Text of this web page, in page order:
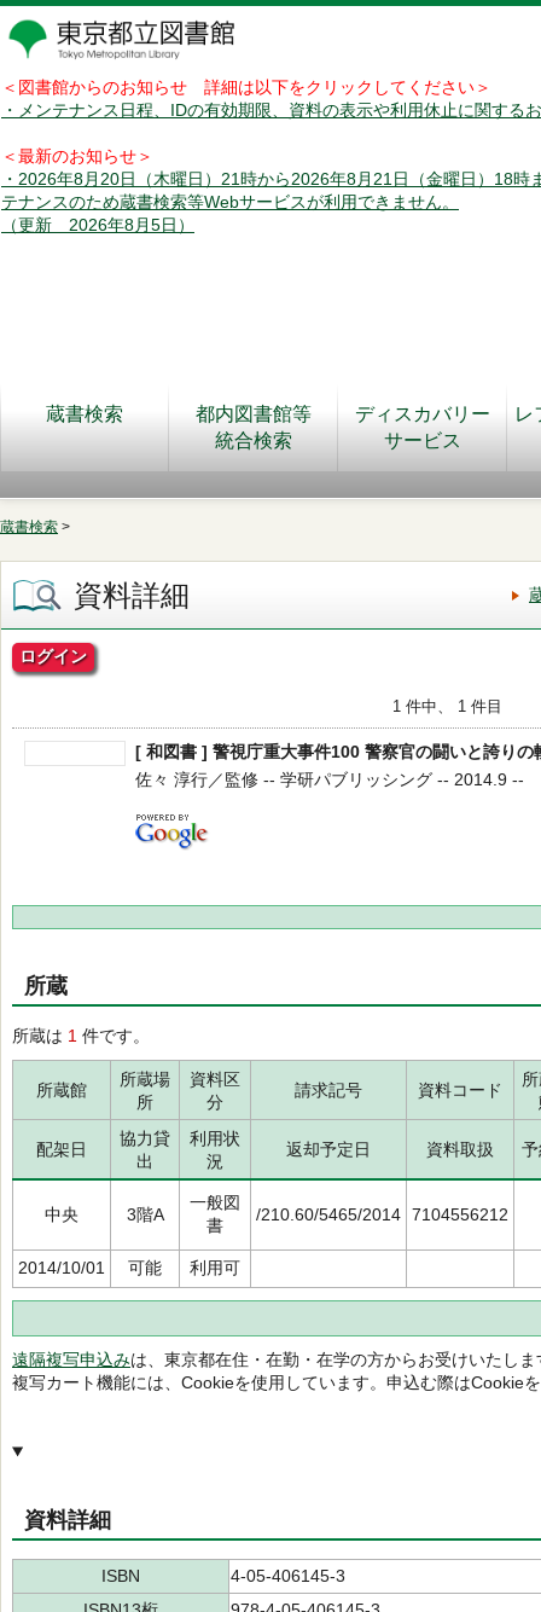
＜図書館からのお知らせ 詳細は以下をクリックしてください＞
・メンテナンス日程、IDの有効期限、資料の表示や利用休止に関する
＜最新のお知らせ＞
・2026年8月20日（木曜日）21時から2026年8月21日（金曜日）18時
テナンスのため蔵書検索等Webサービスが利用できません。
（更新 2026年8月5日）
蔵書検索
都内図書館等
統合検索
ディスカバリー
サービス
レ
蔵書検索 >
資料詳細
ログイン
1 件中、 1 件目
[ 和図書 ] 警視庁重大事件100 警察官の闘いと誇りの
佐々 淳行／監修 -- 学研パブリッシング -- 2014.9 --
所蔵
所蔵は 1 件です。
所蔵館
所蔵場
所
資料区
分
請求記号 資料コード
配架日
協力貸
出
利用状
況
返却予定日 資料取扱
中央 3階A
一般図
書
/210.60/5465/2014 7104556212
2014/10/01 可能 利用可
遠隔複写申込みは、東京都在住・在勤・在学の方からお受けいたしま
複写カート機能には、Cookieを使用しています。申込む際はCookie
資料詳細
ISBN
4-05-406145-3